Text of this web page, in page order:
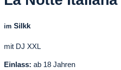
im Silkk
mit DJ XXL
Einlass: ab 18 Jahren